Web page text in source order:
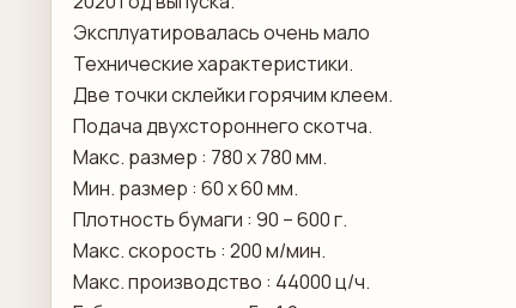
Эксплуатировалась очень мало
Технические характеристики.
Две точки склейки горячим клеем.
Подача двухстороннего скотча.
Макс. размер : 780 x 780 мм.
Мин. размер : 60 х 60 мм.
Плотность бумаги : 90 – 600 г.
Макс. скорость : 200 м/мин.
Макс. производство : 44000 ц/ч.